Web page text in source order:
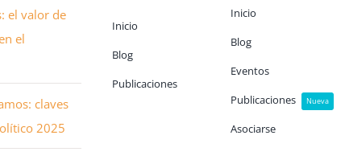
el valor de
el
claves
2025
Inicio
Blog
Publicaciones
Inicio
Blog
Eventos
Publicaciones
Nueva
Asociarse